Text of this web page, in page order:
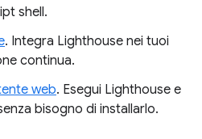
shell.
. Integra Lighthouse nei tuoi
continua.
web. Esegui Lighthouse e
bisogno di installarlo.